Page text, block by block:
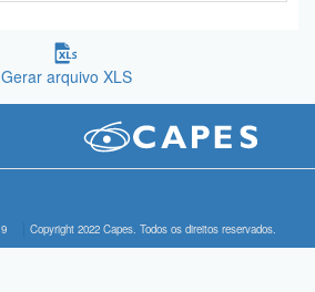
Gerar arquivo XLS
Copyright 2022 Capes. Todos os direitos reservados.